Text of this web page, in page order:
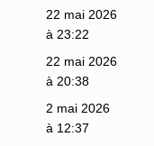
22 mai 2026
à 23:22
22 mai 2026
à 20:38
2 mai 2026
à 12:37